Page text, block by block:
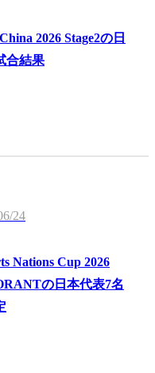
2026 Stage2の日
合結果
24
Nations Cup 2026
の日本代表7名